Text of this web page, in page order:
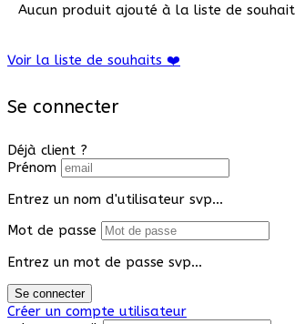
Aucun produit ajouté à la liste de
Voir la liste de souhaits ❤️
Se connecter
Déjà client ?
Prénom
Entrez un nom d'utilisateur svp...
Mot de passe
Entrez un mot de passe svp...
Se connecter
Créer un compte utilisateur